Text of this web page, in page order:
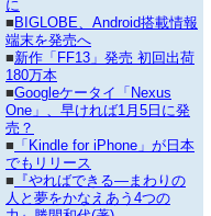
に
■ BIGLOBE、Android搭載情報
端末を発売へ
■新作「FF13」発売 初回出荷
180万本
■Googleケータイ「Nexus
One」、早ければ1月5日に発
売？
■ 「Kindle for iPhone」が日本
でもリリース
■ 『やればできる―まわりの
人と夢をかなえあう4つの